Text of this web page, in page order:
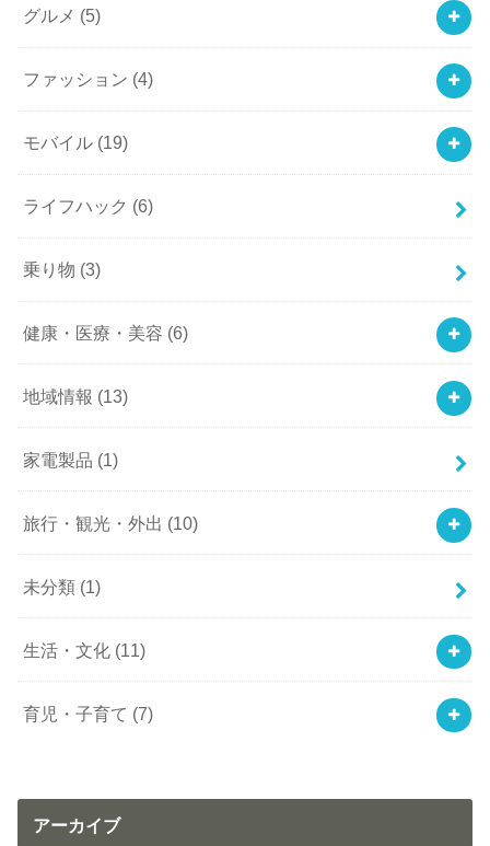
グルメ (5)
ファッション (4)
モバイル (19)
ライフハック (6)
乗り物 (3)
健康・医療・美容 (6)
地域情報 (13)
家電製品 (1)
旅行・観光・外出 (10)
未分類 (1)
生活・文化 (11)
育児・子育て (7)
アーカイブ